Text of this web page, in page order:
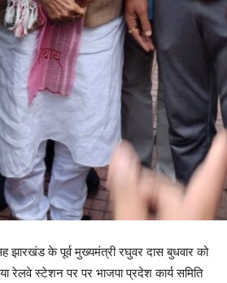
झारखंड के पूर्व मुख्यमंत्री रघुवर दास बुधवार को
रेलवे स्टेशन पर पर भाजपा प्रदेश कार्य समिति